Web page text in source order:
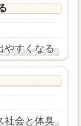
やすくなる
社会と体臭